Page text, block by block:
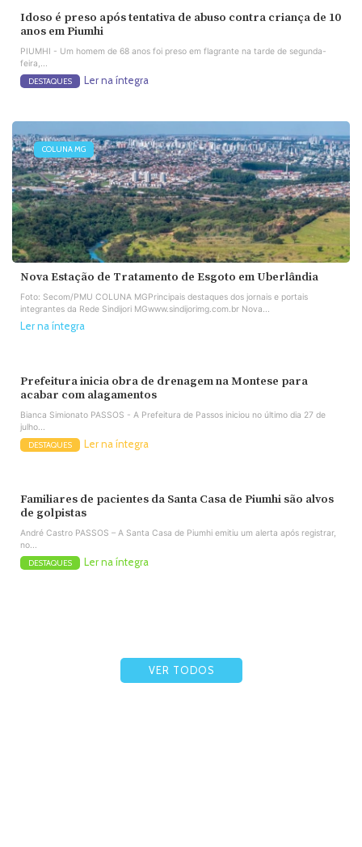
Idoso é preso após tentativa de abuso contra criança de 10
anos em Piumhi
PIUMHI - Um homem de 68 anos foi preso em flagrante na tarde de segunda-
feira,...
DESTAQUES Ler na íntegra
COLUNA MG
Nova Estação de Tratamento de Esgoto em Uberlândia
Foto: Secom/PMU COLUNA MGPrincipais destaques dos jornais e portais
integrantes da Rede Sindijori MGwww.sindijorimg.com.br Nova...
Ler na íntegra
Prefeitura inicia obra de drenagem na Montese para
acabar com alagamentos
Bianca Simionato PASSOS - A Prefeitura de Passos iniciou no último dia 27 de
julho...
DESTAQUES Ler na íntegra
Familiares de pacientes da Santa Casa de Piumhi são alvos
de golpistas
André Castro PASSOS – A Santa Casa de Piumhi emitiu um alerta após registrar,
no...
DESTAQUES Ler na íntegra
VER TODOS